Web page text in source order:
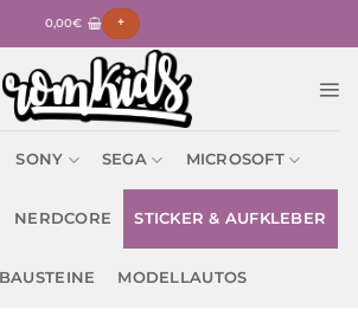
0,00€ +
SONY SEGA MICROSOFT
NERDCORE STICKER & AUFKLEBER
MODELLAUTOS